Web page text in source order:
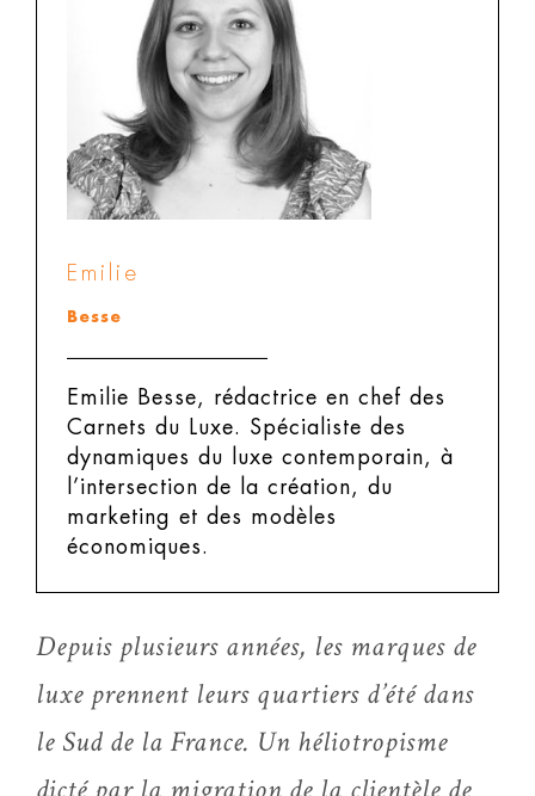
Emilie
Besse
Emilie Besse, rédactrice en chef des
Carnets du Luxe.
Spécialiste des
dynamiques du luxe contemporain, à
l’intersection de la création, du
marketing et des modèles
économiques.
Depuis plusieurs années, les marques de
luxe prennent leurs quartiers d’été dans
le Sud de la France. Un héliotropisme